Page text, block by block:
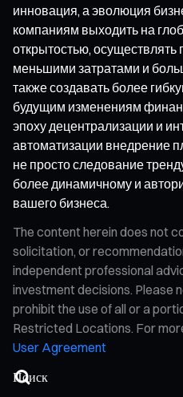
инновация, а эволюция
компаниям выходить на
открытостью, осуществлять
меньшими затратами и
также создавать более
будущим изменениям
эпоху децентрализации и
автоматизации внедрение
не просто следование
более динамичному и
вашего бизнеса.
The content herein does not
solicitation, or
independent professional
investment decisions. Please
prohibit the use of all or a
Restricted Locations. For
User Agreement